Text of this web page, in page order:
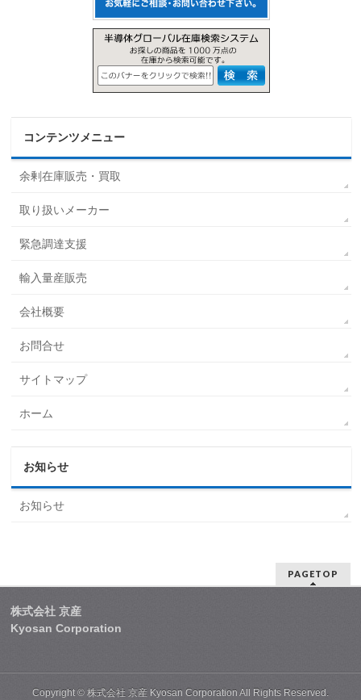
コンテンツメニュー
余剰在庫販売・買取
取り扱いメーカー
緊急調達支援
輸入量産販売
会社概要
お問合せ
サイトマップ
ホーム
お知らせ
お知らせ
PAGETOP
株式会社 京産
Kyosan Corporation
Copyright © 株式会社 京産 Kyosan Corporation All Rights Reserved.